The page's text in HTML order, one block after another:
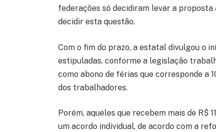
federações só decidiram levar a
decidir esta questão.
Com o fim do prazo, a estatal divulgou o
estipuladas, conforme a legislação
como abono de férias que corresponde a
dos trabalhadores.
Porém, aqueles que recebem mais de R$
um acordo individual, de acordo com a